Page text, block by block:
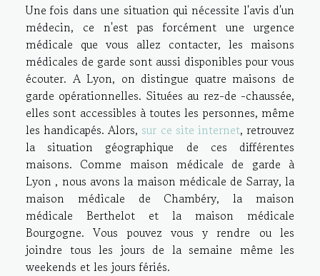
Une fois dans une situation qui nécessite l'avis d'un
médecin, ce n'est pas forcément une urgence
médicale que vous allez contacter, les maisons
médicales de garde sont aussi disponibles pour vous
écouter. A Lyon, on distingue quatre maisons de
garde opérationnelles. Situées au rez-de -chaussée,
elles sont accessibles à toutes les personnes, même
les handicapés. Alors,sur ce site internet, retrouvez
la situation géographique de ces différentes
maisons. Comme maison médicale de garde à
Lyon , nous avons la maison médicale de Sarray, la
maison médicale de Chambéry, la maison
médicale Berthelot et la maison médicale
Bourgogne. Vous pouvez vous y rendre ou les
joindre tous les jours de la semaine même les
weekends et les jours fériés.